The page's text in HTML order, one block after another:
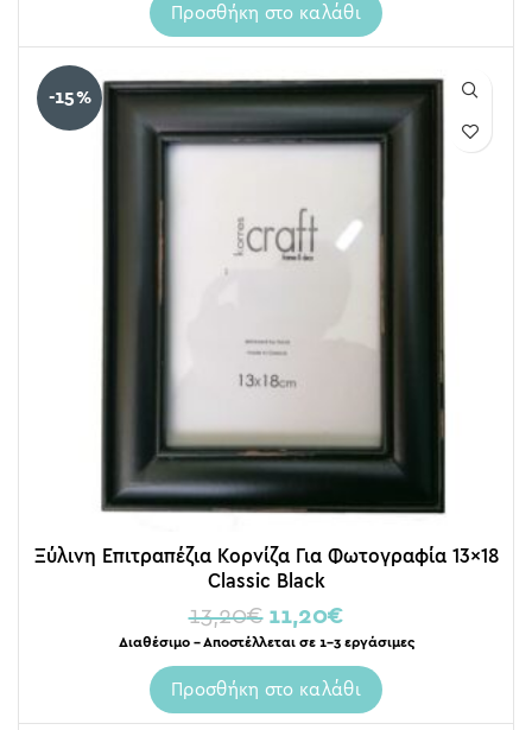
Προσθήκη στο καλάθι
-15%
Ξύλινη Επιτραπέζια Κορνίζα Για Φωτογραφία 13×18
Classic Black
13,20€ 11,20€
Διαθέσιμο – Αποστέλλεται σε 1-3 εργάσιμες
Προσθήκη στο καλάθι